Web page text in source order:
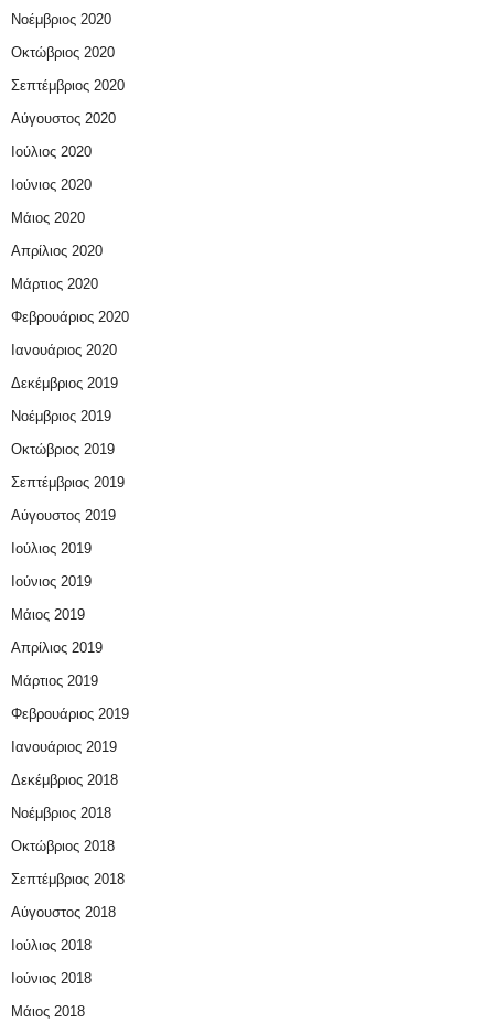
Νοέμβριος 2020
Οκτώβριος 2020
Σεπτέμβριος 2020
Αύγουστος 2020
Ιούλιος 2020
Ιούνιος 2020
Μάιος 2020
Απρίλιος 2020
Μάρτιος 2020
Φεβρουάριος 2020
Ιανουάριος 2020
Δεκέμβριος 2019
Νοέμβριος 2019
Οκτώβριος 2019
Σεπτέμβριος 2019
Αύγουστος 2019
Ιούλιος 2019
Ιούνιος 2019
Μάιος 2019
Απρίλιος 2019
Μάρτιος 2019
Φεβρουάριος 2019
Ιανουάριος 2019
Δεκέμβριος 2018
Νοέμβριος 2018
Οκτώβριος 2018
Σεπτέμβριος 2018
Αύγουστος 2018
Ιούλιος 2018
Ιούνιος 2018
Μάιος 2018